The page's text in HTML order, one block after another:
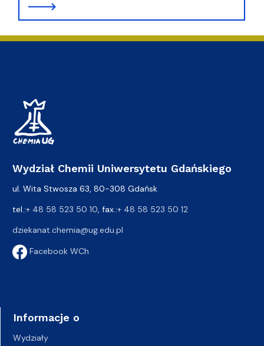
Wydział Chemii Uniwersytetu Gdańskiego
ul. Wita Stwosza 63, 80-308 Gdańsk
tel.:+ 48 58 523 50 10 , fax.:+ 48 58 523 50 12
dziekanat.chemia@ug.edu.pl
Facebook WCh
Informacje o
Wydziały